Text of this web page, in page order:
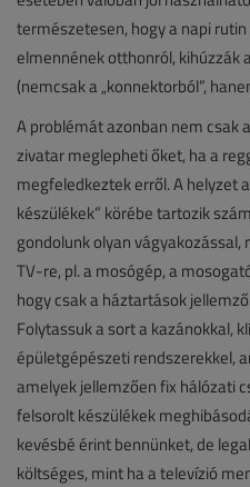
természetesen, hogy a napi
elmennének otthonról, kihúzzák
(nemcsak a „konnektorból”,
A problémát azonban nem csak
zivatar meglepheti őket, ha a
megfeledkeztek erről. A helyzet
készülékek” körébe tartozik
gondolunk olyan
TV-re, pl. a mosógép, a
hogy csak a háztartások
Folytassuk a sort a kazánokkal,
épületgépészeti rendszerekkel,
amelyek jellemzően fix hálózati
felsorolt készülékek
kevésbé érint bennünket, de
költséges, mint ha a televízió